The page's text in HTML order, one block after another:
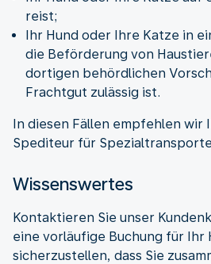
reist;
Ihr Hund oder Ihre Katze in
die Beförderung von
dortigen behördlichen
Frachtgut zulässig ist.
In diesen Fällen empfehlen wir
Spediteur für
Wissenswertes
Kontaktieren Sie unser
eine vorläufige Buchung für Ihr
sicherzustellen, dass Sie